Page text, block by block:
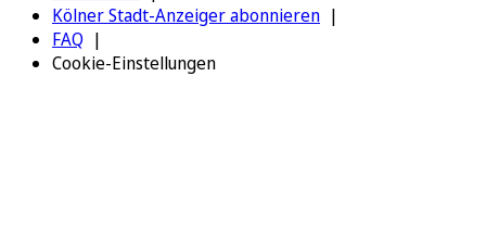
Kölner Stadt-Anzeiger abonnieren
FAQ
Cookie-Einstellungen